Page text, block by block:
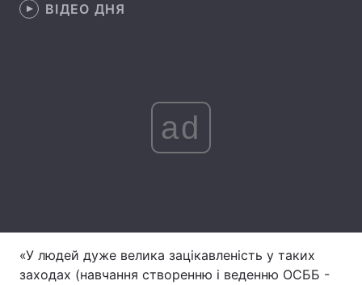
ВІДЕО ДНЯ
ad
«У людей дуже велика зацікавленість у таких
заходах (навчання створенню і веденню ОСББ -